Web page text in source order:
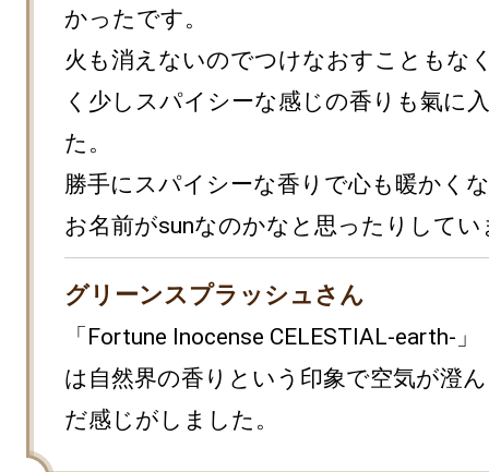
かったです。
火も消えないのでつけなおすこともな
く少しスパイシーな感じの香りも氣に
た。
勝手にスパイシーな香りで心も暖かく
お名前がsunなのかなと思ったりしてい
グリーンスプラッシュさん
「Fortune Inocense CELESTIAL-earth-」
は自然界の香りという印象で空気が澄ん
だ感じがしました。